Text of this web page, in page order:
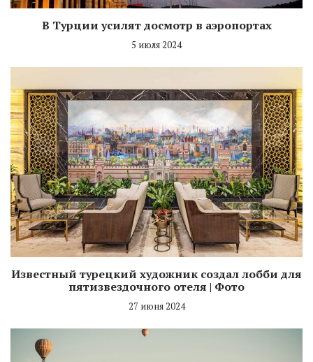
В Турции усилят досмотр в аэропортах
5 июля 2024
Известный турецкий художник создал лобби для
пятизвездочного отеля | Фото
27 июня 2024